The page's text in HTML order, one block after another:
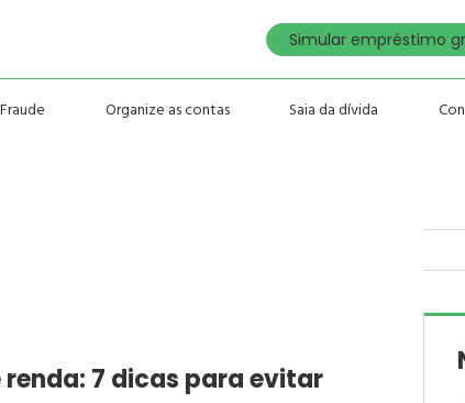
Simular empréstimo
Organize as contas Saia da dívida
7 dicas para evitar